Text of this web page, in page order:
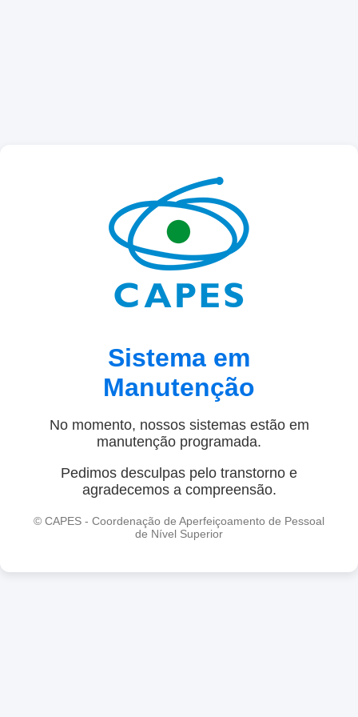
Sistema em
Manutenção
No momento, nossos sistemas estão em
manutenção programada.
Pedimos desculpas pelo transtorno e
agradecemos a compreensão.
© CAPES - Coordenação de Aperfeiçoamento de Pessoal
de Nível Superior